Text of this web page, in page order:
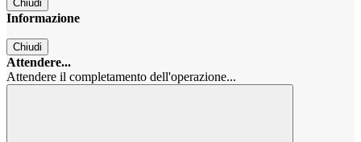
Chiudi
Informazione
Chiudi
Attendere...
Attendere il completamento dell'operazione...